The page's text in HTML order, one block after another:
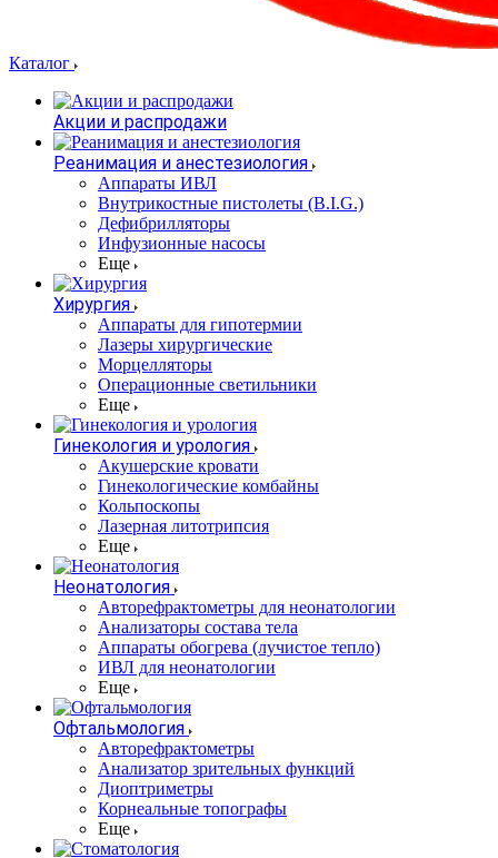
Каталог
Акции и распродажи
Реанимация и анестезиология
Аппараты ИВЛ
Внутрикостные пистолеты (B.I.G.)
Дефибрилляторы
Инфузионные насосы
Еще
Хирургия
Аппараты для гипотермии
Лазеры хирургические
Морцелляторы
Операционные светильники
Еще
Гинекология и урология
Акушерские кровати
Гинекологические комбайны
Кольпоскопы
Лазерная литотрипсия
Еще
Неонатология
Авторефрактометры для неонатологии
Анализаторы состава тела
Аппараты обогрева (лучистое тепло)
ИВЛ для неонатологии
Еще
Офтальмология
Авторефрактометры
Анализатор зрительных функций
Диоптриметры
Корнеальные топографы
Еще